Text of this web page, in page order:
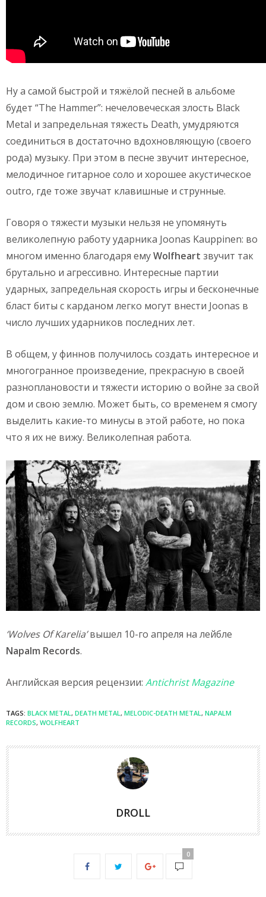
Ну а самой быстрой и тяжёлой песней в альбоме
будет “The Hammer”: нечеловеческая злость Black
Metal и запредельная тяжесть Death, умудряются
соединиться в достаточно вдохновляющую (своего
рода) музыку. При этом в песне звучит интересное,
мелодичное гитарное соло и хорошее акустическое
outro, где тоже звучат клавишные и струнные.
Говоря о тяжести музыки нельзя не упомянуть
великолепную работу ударника Joonas Kauppinen: во
многом именно благодаря емуWolfheart звучит так
брутально и агрессивно. Интересные партии
ударных, запредельная скорость игры и бесконечные
бласт биты с карданом легко могут внести Joonas в
число лучших ударников последних лет.
В общем, у финнов получилось создать интересное и
многогранное произведение, прекрасную в своей
разноплановости и тяжести историю о войне за свой
дом и свою землю. Может быть, со временем я смогу
выделить какие-то минусы в этой работе, но пока
что я их не вижу. Великолепная работа.
‘Wolves Of Karelia’вышел 10-го апреля на лейбле
Napalm Records.
Английская версия рецензии: Antichrist Magazine
TAGS: BLACK METAL, DEATH METAL, MELODIC-DEATH METAL, NAPALM
RECORDS, WOLFHEART
DROLL
0